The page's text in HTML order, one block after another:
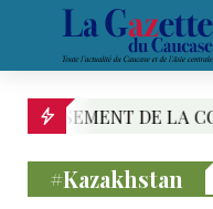
ENTRE LE
#Kazakhstan